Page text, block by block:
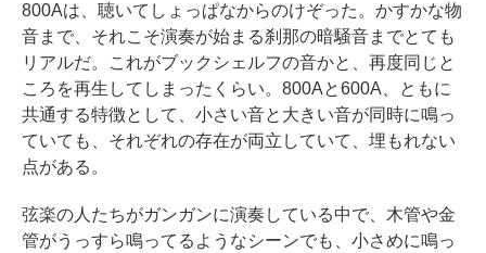
800Aは、聴いてしょっぱなからのけぞった。かすかな物
音まで、それこそ演奏が始まる刹那の暗騒音までとても
リアルだ。これがブックシェルフの音かと、再度同じと
ころを再生してしまったくらい。800Aと600A、ともに
共通する特徴として、小さい音と大きい音が同時に鳴っ
ていても、それぞれの存在が両立していて、埋もれない
点がある。
弦楽の人たちがガンガンに演奏している中で、木管や金
管がうっすら鳴ってるようなシーンでも、小さめに鳴っ